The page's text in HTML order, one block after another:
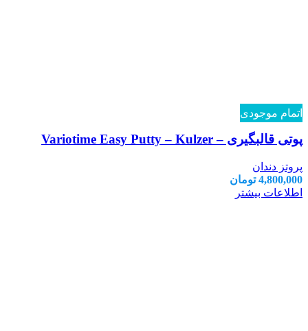
اتمام موجودی
پوتی قالبگیری – Variotime Easy Putty – Kulzer
پروتز دندان
4,800,000 تومان
اطلاعات بیشتر